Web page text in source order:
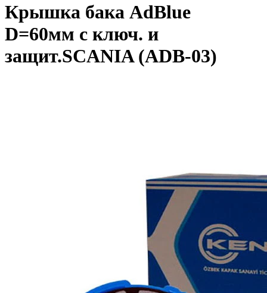
Крышка бака AdBlue
D=60мм с ключ. и
защит.SCANIA (ADB-03)